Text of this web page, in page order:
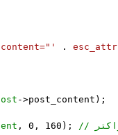
. esc_attr
->post_content);
, 0 , 160 );